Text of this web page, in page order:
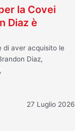
la Covei
Diaz è
di aver acquisito le
Diaz,
27 Luglio 2026